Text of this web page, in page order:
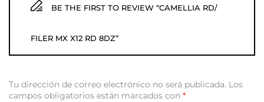
BE THE FIRST TO REVIEW “CAMELLIA RD/
FILER MX X12 RD 8DZ”
Tu dirección de correo electrónico no será publicada. Los
campos obligatorios están marcados con *